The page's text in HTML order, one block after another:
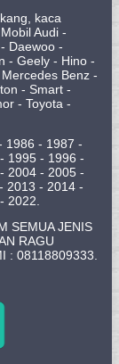
kaca
Audi -
Daewoo -
- Geely - Hino -
Benz -
- Smart -
- Toyota -
1986 - 1987 -
1995 - 1996 -
2004 - 2005 -
2013 - 2014 -
2022.
SEMUA JENIS
RAGU
: 08118809333.